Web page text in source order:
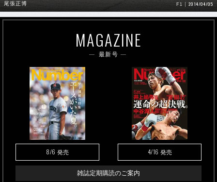
尾張正博 F1 2014/04/05
MAGAZINE
最新号
8/6 発売 4/16 発売
雑誌定期購読のご案内